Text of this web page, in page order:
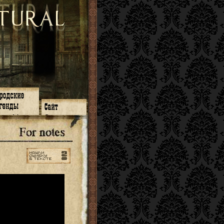
14
13
11
12
9
О нас
ЧаВо
Поиск
Ссылки
Карта сайта